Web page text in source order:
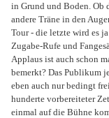
in Grund und Boden. Ob
andere Träne in den
Tour - die letzte wird es
Zugabe-Rufe und
Applaus ist auch schon
bemerkt? Das Publikum
eben auch nur bedingt
hunderte vorbereiteter
einmal auf die Bühne